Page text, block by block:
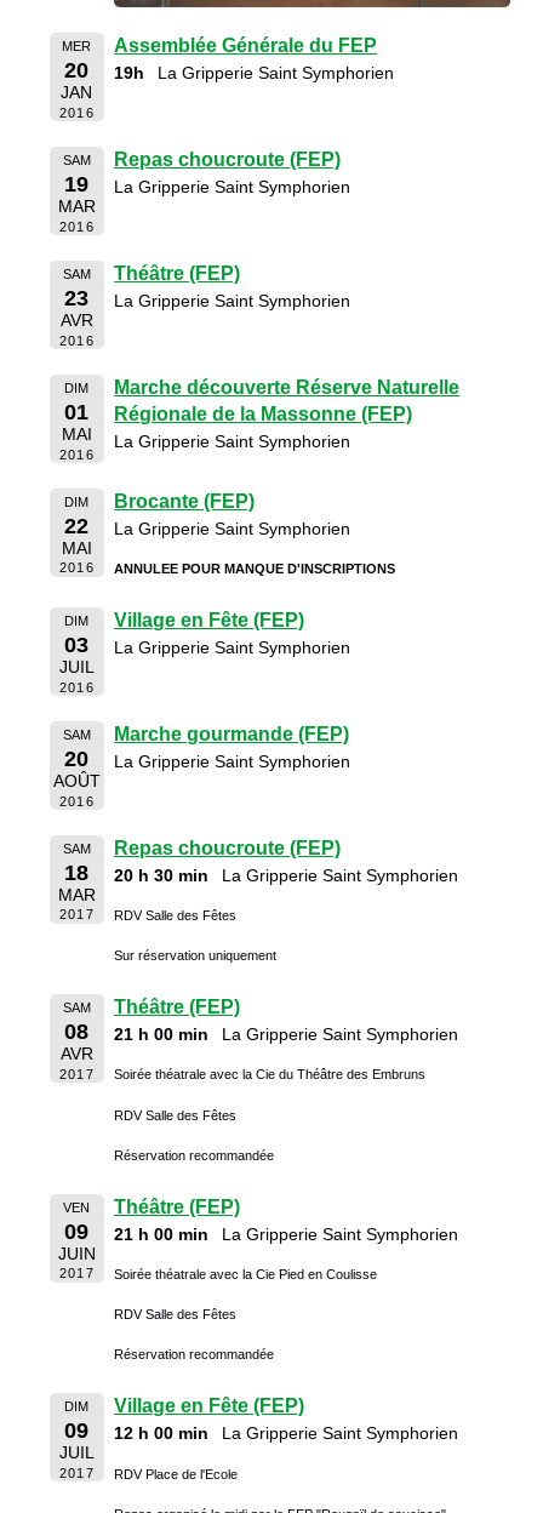
MER
20
JAN
2016
Assemblée Générale du FEP
19h La Gripperie Saint Symphorien
SAM
19
MAR
2016
Repas choucroute (FEP)
La Gripperie Saint Symphorien
SAM
23
AVR
2016
Théâtre (FEP)
La Gripperie Saint Symphorien
DIM
01
MAI
2016
Marche découverte Réserve Naturelle
Régionale de la Massonne (FEP)
La Gripperie Saint Symphorien
DIM
22
MAI
2016
Brocante (FEP)
La Gripperie Saint Symphorien
ANNULEE POUR MANQUE D'INSCRIPTIONS
DIM
03
JUIL
2016
Village en Fête (FEP)
La Gripperie Saint Symphorien
SAM
20
AOÛT
2016
Marche gourmande (FEP)
La Gripperie Saint Symphorien
SAM
18
MAR
2017
Repas choucroute (FEP)
20 h 30 min La Gripperie Saint Symphorien
RDV Salle des Fêtes
Sur réservation uniquement
SAM
08
AVR
2017
Théâtre (FEP)
21 h 00 min La Gripperie Saint Symphorien
Soirée théatrale avec la Cie du Théâtre des Embruns
RDV Salle des Fêtes
Réservation recommandée
VEN
09
JUIN
2017
Théâtre (FEP)
21 h 00 min La Gripperie Saint Symphorien
Soirée théatrale avec la Cie Pied en Coulisse
RDV Salle des Fêtes
Réservation recommandée
DIM
09
JUIL
2017
Village en Fête (FEP)
12 h 00 min La Gripperie Saint Symphorien
RDV Place de l'Ecole